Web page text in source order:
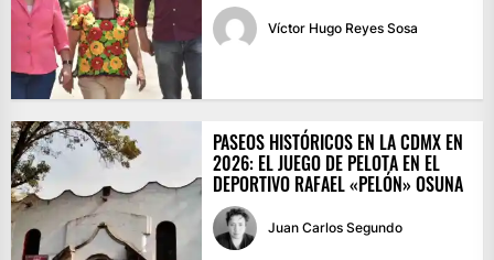
Víctor Hugo Reyes Sosa
PASEOS HISTÓRICOS EN LA CDMX EN
2026: EL JUEGO DE PELOTA EN EL
DEPORTIVO RAFAEL «PELÓN» OSUNA
Juan Carlos Segundo